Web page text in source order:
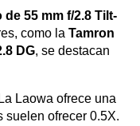
de 55 mm f/2.8 Tilt-
como la Tamron
DG, se destacan
Laowa ofrece una
suelen ofrecer 0.5X.